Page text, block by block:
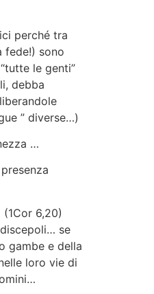
perché tra
fede!) sono
le genti”
debba
” diverse…)
…
6,20)
se
gambe e della
loro vie di